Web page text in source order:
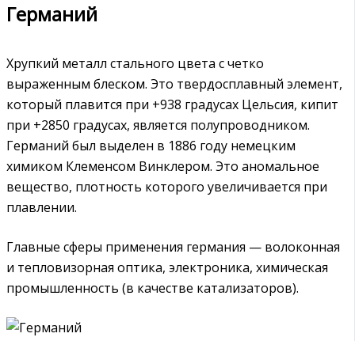
Германий
Хрупкий металл стального цвета с четко
выраженным блеском. Это твердосплавный элемент,
который плавится при +938 градусах Цельсия, кипит
при +2850 градусах, является полупроводником.
Германий был выделен в 1886 году немецким
химиком Клеменсом Винклером. Это аномальное
вещество, плотность которого увеличивается при
плавлении.
Главные сферы применения германия — волоконная
и тепловизорная оптика, электроника, химическая
промышленность (в качестве катализаторов).